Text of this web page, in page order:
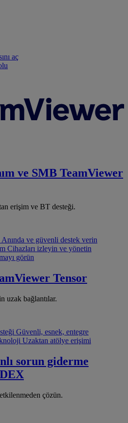
aç
ve SMB TeamViewer
erişim ve BT desteği.
Anında ve güvenli destek verin
Cihazları izleyin ve yönetin
görün
Tensor
uzak bağlantılar.
Güvenli, esnek, entegre
Uzaktan atölye erişimi
sorun giderme
çözün.